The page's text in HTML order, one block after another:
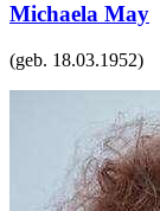
Michaela May
(geb. 18.03.1952)